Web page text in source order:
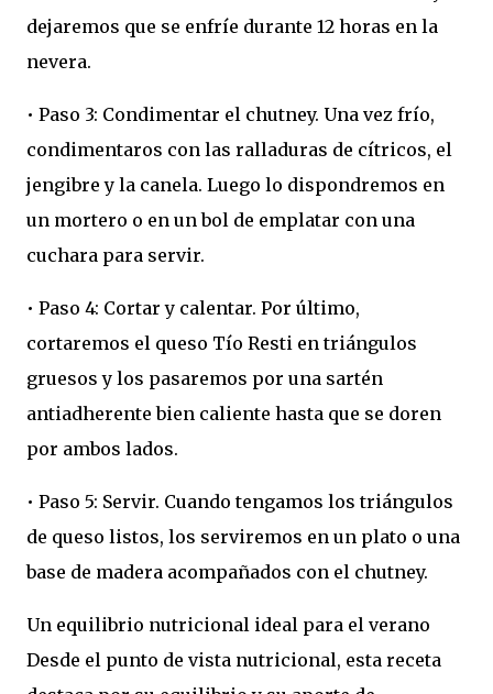
dejaremos que se enfríe durante 12 horas en la
nevera.
• Paso 3: Condimentar el chutney. Una vez frío,
condimentaros con las ralladuras de cítricos, el
jengibre y la canela. Luego lo dispondremos en
un mortero o en un bol de emplatar con una
cuchara para servir.
• Paso 4: Cortar y calentar. Por último,
cortaremos el queso Tío Resti en triángulos
gruesos y los pasaremos por una sartén
antiadherente bien caliente hasta que se doren
por ambos lados.
• Paso 5: Servir. Cuando tengamos los triángulos
de queso listos, los serviremos en un plato o una
base de madera acompañados con el chutney.
Un equilibrio nutricional ideal para el verano
Desde el punto de vista nutricional, esta receta